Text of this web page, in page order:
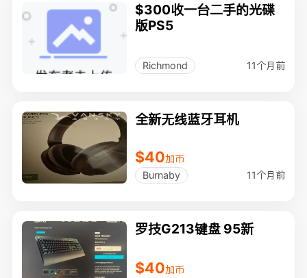
$300收一台二手的光碟
版PS5
Richmond 11个月前
全新无线蓝牙耳机
$40加币
Burnaby
11个月前
罗技G213键盘 95新
$40加币